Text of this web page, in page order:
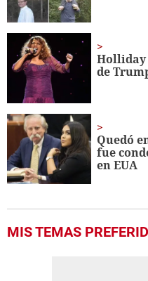
Holliday
de
Quedó
fue
en EUA
MIS TEMAS